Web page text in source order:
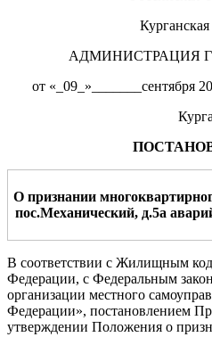
Курганская
АДМИНИСТРАЦИЯ
от «_09_»_______сентября
Опризнании
пос.Механический, д.5а
В соответствии с Жилищным
Федерации, с Федеральным
организации местного
Федерации», постановлением
утверждении Положения о